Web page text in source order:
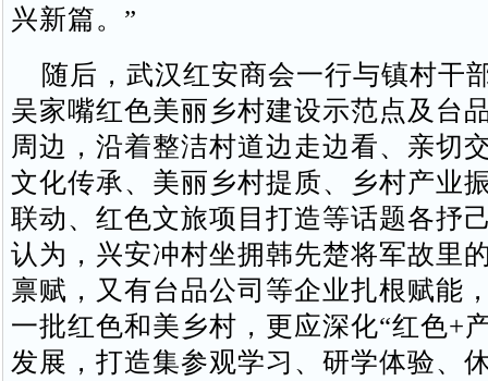
兴新篇。”
随后，武汉红安商会一行与镇村干
吴家嘴红色美丽乡村建设示范点及台
周边，沿着整洁村道边走边看、亲切
文化传承、美丽乡村提质、乡村产业
联动、红色文旅项目打造等话题各抒
认为，兴安冲村坐拥韩先楚将军故里
禀赋，又有台品公司等企业扎根赋能
一批红色和美乡村，更应深化“红色+
发展，打造集参观学习、研学体验、